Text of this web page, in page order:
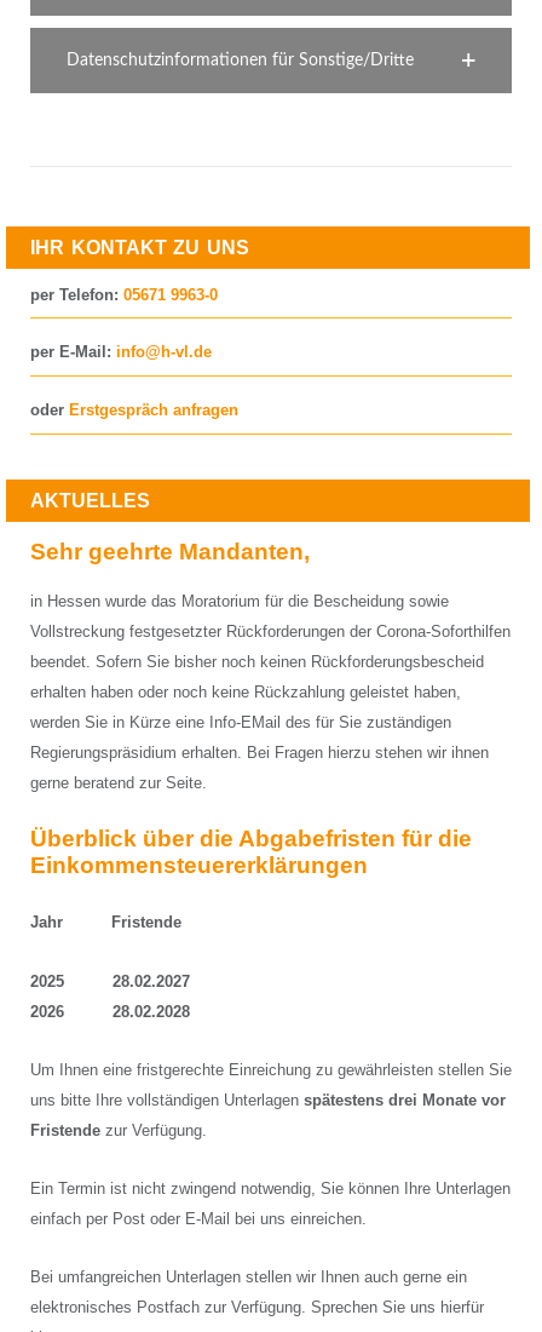
Datenschutzinformationen für Sonstige/Dritte
IHR KONTAKT ZU UNS
per Telefon: 05671 9963-0
per E-Mail: info@h-vl.de
oder Erstgespräch anfragen
AKTUELLES
Sehr geehrte Mandanten,
in Hessen wurde das Moratorium für die Bescheidung sowie
Vollstreckung festgesetzter Rückforderungen der Corona-Soforthilfen
beendet. Sofern Sie bisher noch keinen Rückforderungsbescheid
erhalten haben oder noch keine Rückzahlung geleistet haben,
werden Sie in Kürze eine Info-EMail des für Sie zuständigen
Regierungspräsidium erhalten. Bei Fragen hierzu stehen wir ihnen
gerne beratend zur Seite.
Überblick über die Abgabefristen für die
Einkommensteuererklärungen
Jahr Fristende
2025 28.02.2027
2026 28.02.2028
Um Ihnen eine fristgerechte Einreichung zu gewährleisten stellen Sie
uns bitte Ihre vollständigen Unterlagen spätestens drei Monate vor
Fristendezur Verfügung.
Ein Termin ist nicht zwingend notwendig, Sie können Ihre Unterlagen
einfach per Post oder E-Mail bei uns einreichen.
Bei umfangreichen Unterlagen stellen wir Ihnen auch gerne ein
elektronisches Postfach zur Verfügung. Sprechen Sie uns hierfür